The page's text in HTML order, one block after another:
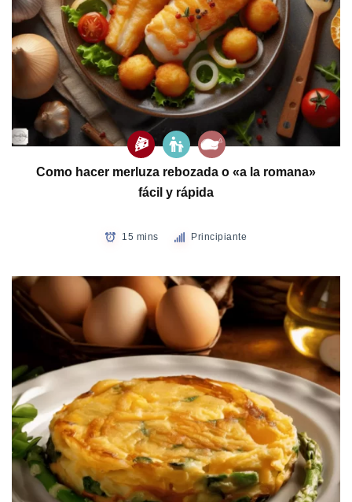
Como hacer merluza rebozada o «a la romana»
fácil y rápida
15 mins Principiante